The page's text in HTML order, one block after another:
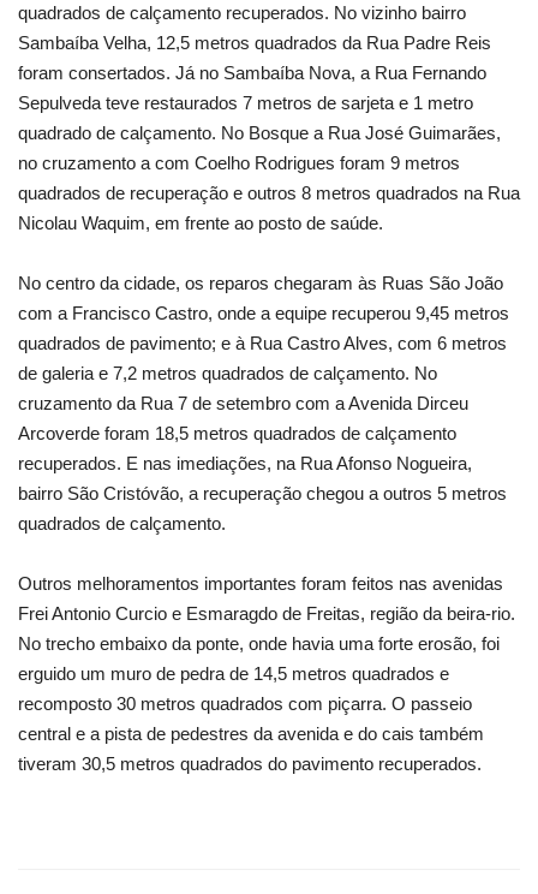
quadrados de calçamento recuperados. No vizinho bairro
Sambaíba Velha, 12,5 metros quadrados da Rua Padre Reis
foram consertados. Já no Sambaíba Nova, a Rua Fernando
Sepulveda teve restaurados 7 metros de sarjeta e 1 metro
quadrado de calçamento. No Bosque a Rua José Guimarães,
no cruzamento a com Coelho Rodrigues foram 9 metros
quadrados de recuperação e outros 8 metros quadrados na Rua
Nicolau Waquim, em frente ao posto de saúde.
No centro da cidade, os reparos chegaram às Ruas São João
com a Francisco Castro, onde a equipe recuperou 9,45 metros
quadrados de pavimento; e à Rua Castro Alves, com 6 metros
de galeria e 7,2 metros quadrados de calçamento. No
cruzamento da Rua 7 de setembro com a Avenida Dirceu
Arcoverde foram 18,5 metros quadrados de calçamento
recuperados. E nas imediações, na Rua Afonso Nogueira,
bairro São Cristóvão, a recuperação chegou a outros 5 metros
quadrados de calçamento.
Outros melhoramentos importantes foram feitos nas avenidas
Frei Antonio Curcio e Esmaragdo de Freitas, região da beira-rio.
No trecho embaixo da ponte, onde havia uma forte erosão, foi
erguido um muro de pedra de 14,5 metros quadrados e
recomposto 30 metros quadrados com piçarra. O passeio
central e a pista de pedestres da avenida e do cais também
tiveram 30,5 metros quadrados do pavimento recuperados.